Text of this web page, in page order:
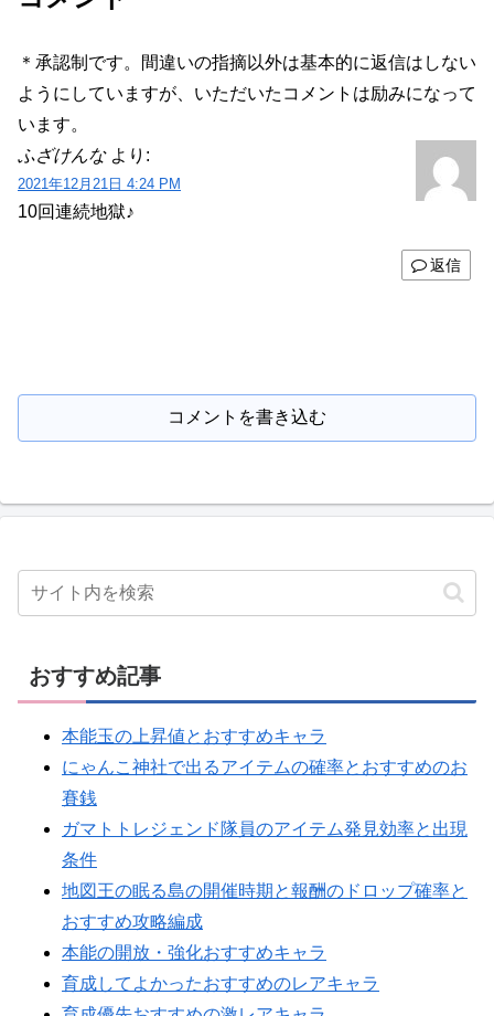
＊承認制です。間違いの指摘以外は基本的に返信はしない
ようにしていますが、いただいたコメントは励みになって
います。
ふざけんな より:
2021年12月21日 4:24 PM
10回連続地獄♪
返信
コメントを書き込む
おすすめ記事
本能玉の上昇値とおすすめキャラ
にゃんこ神社で出るアイテムの確率とおすすめのお
賽銭
ガマトトレジェンド隊員のアイテム発見効率と出現
条件
地図王の眠る島の開催時期と報酬のドロップ確率と
おすすめ攻略編成
本能の開放・強化おすすめキャラ
育成してよかったおすすめのレアキャラ